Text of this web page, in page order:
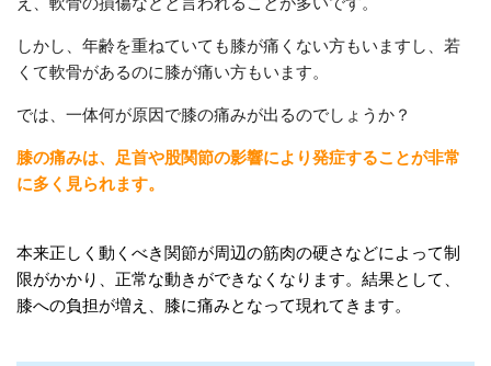
しかし、年齢を重ねていても膝が痛くない方もいますし、若
くて軟骨があるのに膝が痛い方もいます。
では、一体何が原因で膝の痛みが出るのでしょうか？
膝の痛みは、足首や股関節の影響により発症することが非常
に多く見られます。
本来正しく動くべき関節が周辺の筋肉の硬さなどによって制
限がかかり、正常な動きができなくなります。結果として、
膝への負担が増え
、膝に痛みとなって現れてきます。